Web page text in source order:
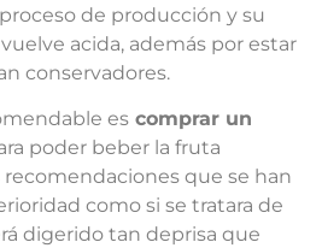
de producción y su
acida, además por estar
conservadores.
es comprar un
poder beber la fruta
que se han
como si se tratara de
digerido tan deprisa que